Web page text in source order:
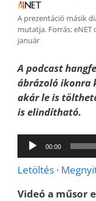
A prezentáció másik
mutatja. Forrás:
január
A podcast
ábrázoló ikonra
akár le is
is elindítható.
Audió
lejátszó
00:00
Letöltés ·
Videó a műsor